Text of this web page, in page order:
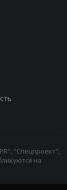
"Спецпроект",
на